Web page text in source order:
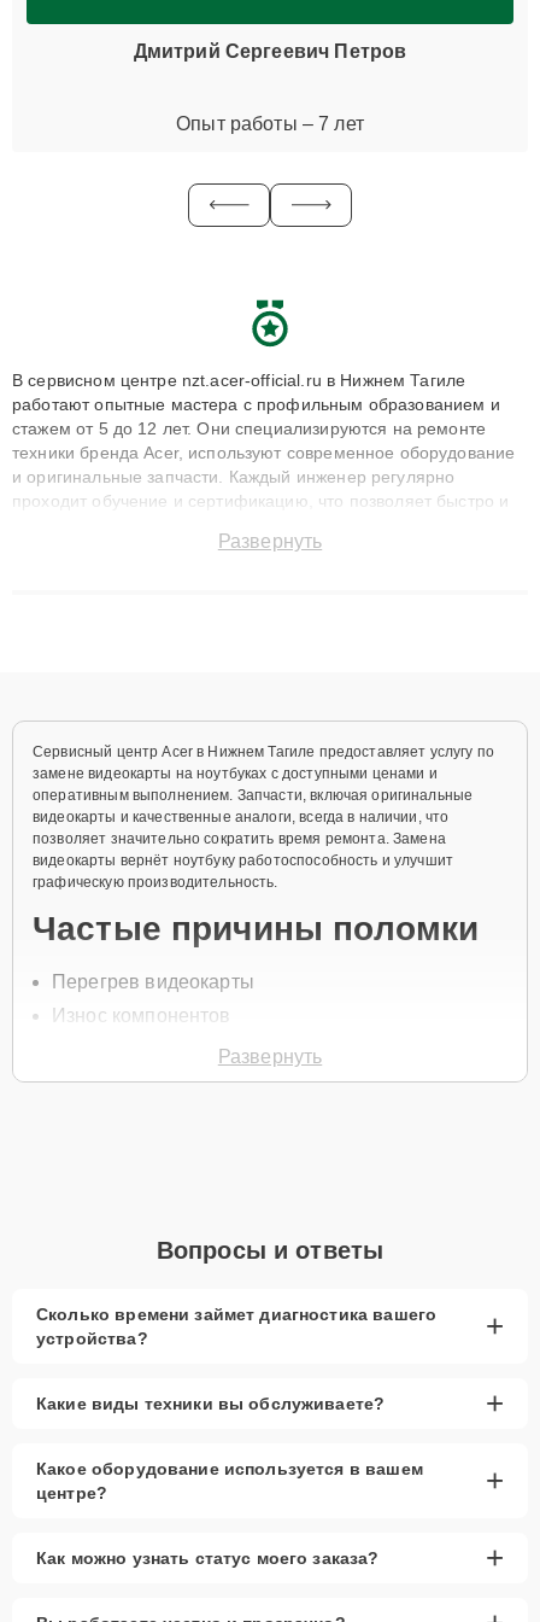
Дмитрий Сергеевич Петров
Опыт работы – 7 лет
В сервисном центре nzt.acer-official.ru в Нижнем Тагиле
работают опытные мастера с профильным образованием и
стажем от 5 до 12 лет. Они специализируются на ремонте
техники бренда Acer, используют современное оборудование
и оригинальные запчасти. Каждый инженер регулярно
проходит обучение и сертификацию, что позволяет быстро и
сохранением гарантии до 3 лет. Наши мастера решают
Развернуть
Сервисный центр Acer в Нижнем Тагиле предоставляет услугу по
замене видеокарты на ноутбуках с доступными ценами и
оперативным выполнением. Запчасти, включая оригинальные
видеокарты и качественные аналоги, всегда в наличии, что
позволяет значительно сократить время ремонта. Замена
видеокарты вернёт ноутбуку работоспособность и улучшит
графическую производительность.
Частые причины поломки
Перегрев видеокарты
Износ компонентов
Механические повреждения
Конфликт с драйверами
Главные особенности
сервиса
Доставка и выезд:
Возможна доставка
устройства в сервис или выезд мастера.
видеокарты и качественные аналоги всегда на
Развернуть
Вопросы и ответы
Сколько времени займет диагностика вашего
устройства?
+
Какие виды техники вы обслуживаете? +
Какое оборудование используется в вашем
центре?
+
Как можно узнать статус моего заказа? +